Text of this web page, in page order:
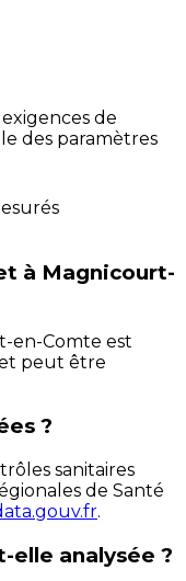
de
des paramètres
à Magnicourt-
en-Comte est
peut être
?
sanitaires
de Santé
.
elle analysée ?